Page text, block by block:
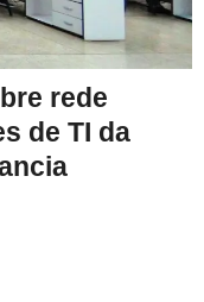
rede
de TI da